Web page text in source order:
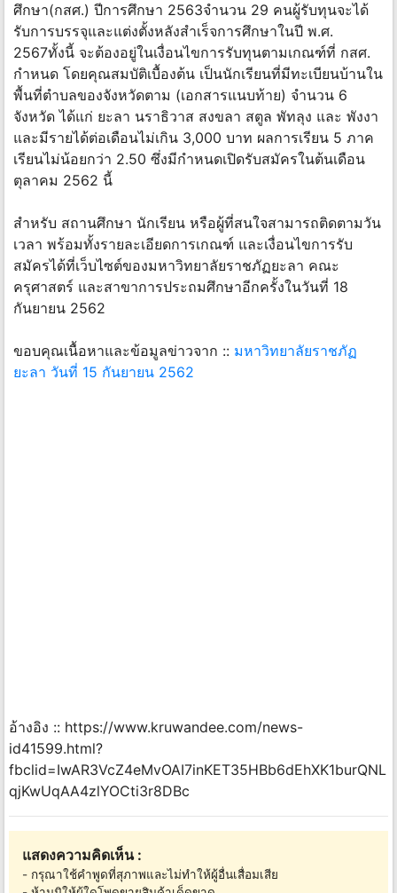
ศึกษา(กสศ.) ปีการศึกษา 2563จำนวน 29 คนผู้รับทุนจะได้
รับการบรรจุและแต่งตั้งหลังสำเร็จการศึกษาในปี พ.ศ.
2567ทั้งนี้ จะต้องอยู่ในเงื่อนไขการรับทุนตามเกณฑ์ที่ กสศ.
กำหนด โดยคุณสมบัติเบื้องต้น เป็นนักเรียนที่มีทะเบียนบ้านใน
พื้นที่ตำบลของจังหวัดตาม (เอกสารแนบท้าย) จำนวน 6
จังหวัด ได้แก่ ยะลา นราธิวาส สงขลา สตูล พัทลุง และ พังงา
และมีรายได้ต่อเดือนไม่เกิน 3,000 บาท ผลการเรียน 5 ภาค
เรียนไม่น้อยกว่า 2.50 ซึ่งมีกำหนดเปิดรับสมัครในต้นเดือน
ตุลาคม 2562 นี้
สำหรับ สถานศึกษา นักเรียน หรือผู้ที่สนใจสามารถติดตามวัน
เวลา พร้อมทั้งรายละเอียดการเกณฑ์ และเงื่อนไขการรับ
สมัครได้ที่เว็บไซต์ของมหาวิทยาลัยราชภัฏยะลา คณะ
ครุศาสตร์ และสาขาการประถมศึกษาอีกครั้งในวันที่ 18
กันยายน 2562
ขอบคุณเนื้อหาและข้อมูลข่าวจาก :: มหาวิทยาลัยราชภัฏ
ยะลา วันที่ 15 กันยายน 2562
อ้างอิง :: https://www.kruwandee.com/news-
id41599.html?
fbclid=IwAR3VcZ4eMvOAI7inKET35HBb6dEhXK1burQNL
qjKwUqAA4zlYOCti3r8DBc
แสดงความคิดเห็น :
- กรุณาใช้คำพูดที่สุภาพและไม่ทำให้ผู้อื่นเสื่อมเสีย